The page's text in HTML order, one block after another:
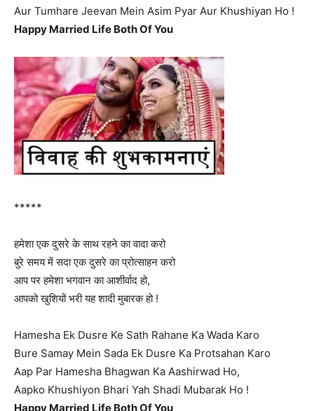
Aur Tumhare Jeevan Mein Asim Pyar Aur Khushiyan Ho !
Happy Married Life Both Of You
*****
हमेशा एक दुसरे के साथ रहने का वादा करो
बुरे समय में सदा एक दुसरे का प्रोत्साहन करो
आप पर हमेशा भगवान का आशीर्वाद हो,
आपको खुशियों भरी यह शादी मुबारक हो !
Hamesha Ek Dusre Ke Sath Rahane Ka Wada Karo
Bure Samay Mein Sada Ek Dusre Ka Protsahan Karo
Aap Par Hamesha Bhagwan Ka Aashirwad Ho,
Aapko Khushiyon Bhari Yah Shadi Mubarak Ho !
Happy Married Life Both Of You